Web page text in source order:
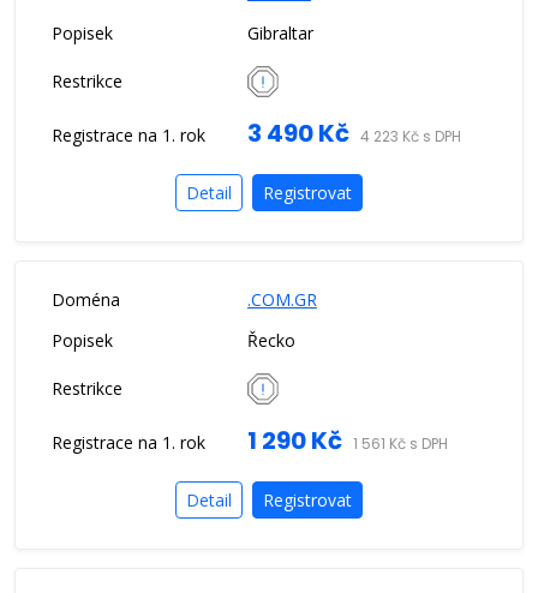
Gibraltar
3 490 Kč 4 223 Kč s DPH
Detail Registrovat
.COM.GR
Řecko
1 290 Kč 1 561 Kč s DPH
Detail Registrovat